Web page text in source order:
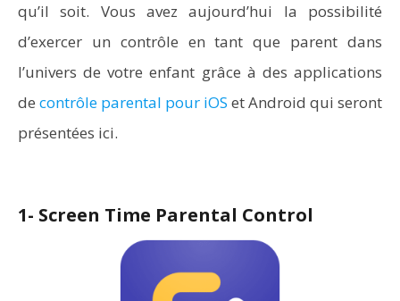
qu’il soit. Vous avez aujourd’hui la possibilité
d’exercer un contrôle en tant que parent dans
l’univers de votre enfant grâce à des applications
de contrôle parental pour iOS et Android qui seront
présentées ici.
1- Screen Time Parental Control